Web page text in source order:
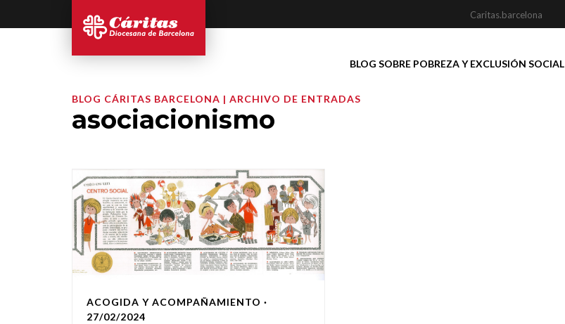
Caritas.barcelona
BLOG SOBRE POBREZA Y EXCLUSIÓN SOCIAL
BLOG CÁRITAS BARCELONA | ARCHIVO DE ENTRADAS
asociacionismo
ACOGIDA Y ACOMPAÑAMIENTO ·
27/02/2024